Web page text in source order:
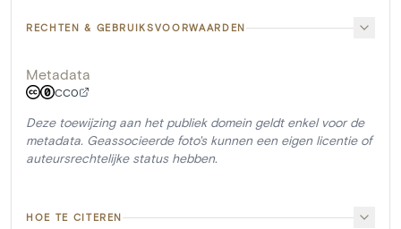
RECHTEN & GEBRUIKSVOORWAARDEN
Metadata
CC0
Deze toewijzing aan het publiek domein geldt enkel voor de
metadata. Geassocieerde foto's kunnen een eigen licentie of
auteursrechtelijke status hebben.
HOE TE CITEREN